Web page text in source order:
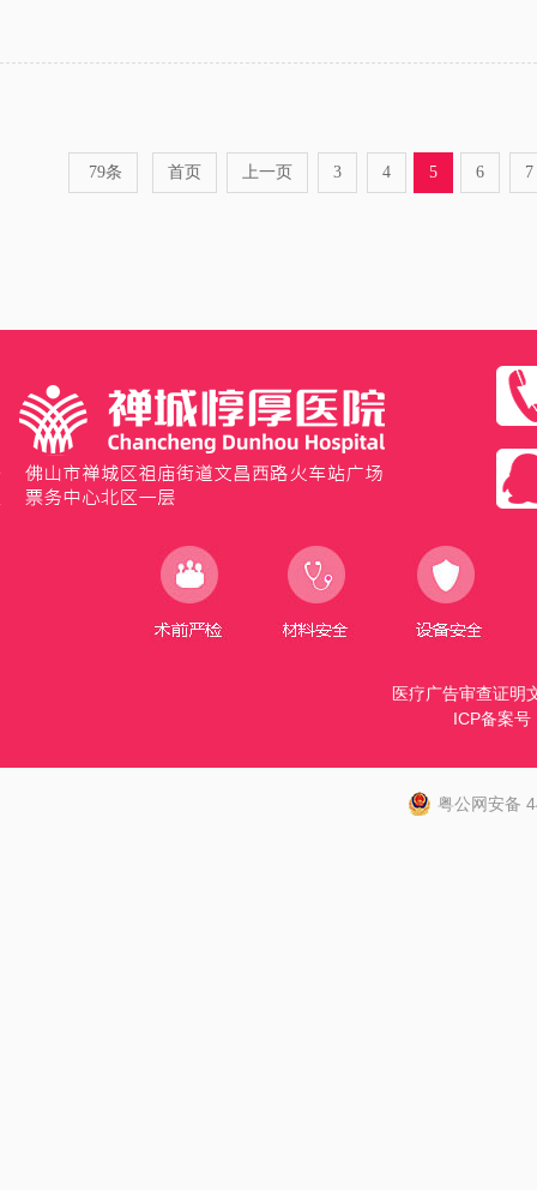
79条 首页 上一页 3 4 5 6 7
医疗广告审查证明
ICP备案号
粤公网安备